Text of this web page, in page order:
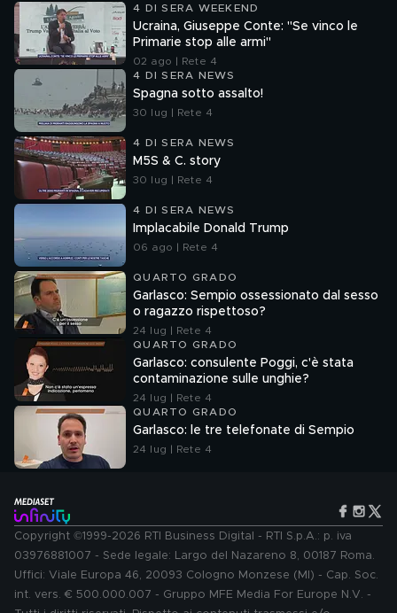
4 DI SERA WEEKEND
Ucraina, Giuseppe Conte: "Se vinco le
Primarie stop alle armi"
02 ago | Rete 4
4 DI SERA NEWS
Spagna sotto assalto!
30 lug | Rete 4
4 DI SERA NEWS
M5S & C. story
30 lug | Rete 4
4 DI SERA NEWS
Implacabile Donald Trump
06 ago | Rete 4
QUARTO GRADO
Garlasco: Sempio ossessionato dal sesso
o ragazzo rispettoso?
24 lug | Rete 4
QUARTO GRADO
Garlasco: consulente Poggi, c'è stata
contaminazione sulle unghie?
24 lug | Rete 4
QUARTO GRADO
Garlasco: le tre telefonate di Sempio
24 lug | Rete 4
Copyright ©1999-2026 RTI Business Digital - RTI S.p.A.: p. iva
03976881007 - Sede legale: Largo del Nazareno 8, 00187 Roma.
Uffici: Viale Europa 46, 20093 Cologno Monzese (MI) - Cap. Soc.
int. vers. € 500.000.007 - Gruppo MFE Media For Europe N.V. -